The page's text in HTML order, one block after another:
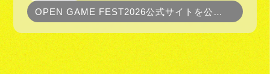
OPEN GAME FEST2026公式サイトを公開いたしました！